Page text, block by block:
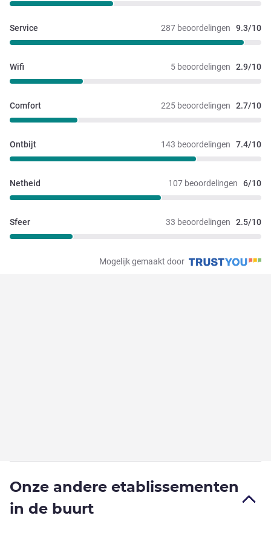
287 beoordelingen 9.3/10
Service
5 beoordelingen 2.9/10
Wifi
225 beoordelingen 2.7/10
Comfort
143 beoordelingen 7.4/10
Ontbijt
107 beoordelingen 6/10
Netheid
33 beoordelingen 2.5/10
Sfeer
Mogelijk gemaakt door
Onze andere etablissementen
in de buurt